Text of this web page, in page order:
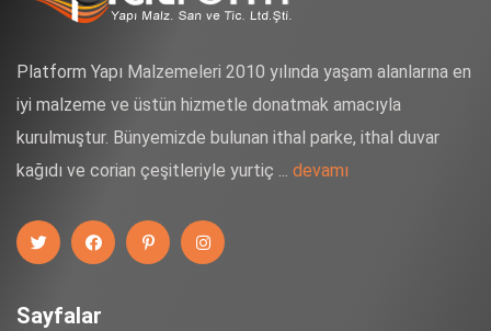
Platform Yapı Malzemeleri 2010 yılında yaşam alanlarına en
iyi malzeme ve üstün hizmetle donatmak amacıyla
kurulmuştur. Bünyemizde bulunan ithal parke, ithal duvar
kağıdı ve corian çeşitleriyle yurtiç ... devamı
Sayfalar